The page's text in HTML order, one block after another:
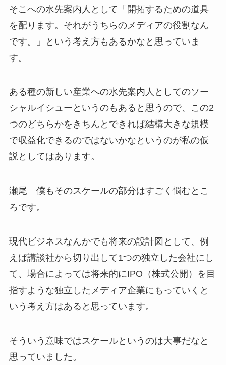
そこへの水先案内人として「開拓するための道具
を配ります。それがうちらのメディアの役割なん
です。」という考え方もあるかなと思っていま
す。
ある種の新しい産業への水先案内人としてのソー
シャルイシューというのもあると思うので、この2
つのどちらかをきちんとできれば結構大きな規模
で収益化できるのではないかなというのが私の仮
説としてはあります。
瀬尾 僕もそのスケールの部分はすごく悩むとこ
ろです。
現代ビジネスなんかでも将来の設計図として、例
えば講談社から切り出して1つの独立した会社にし
て、場合によっては将来的にIPO（株式公開）を目
指すような独立したメディア企業にもっていくと
いう考え方はあると思っています。
そういう意味ではスケールというのは大事だなと
思っていました。